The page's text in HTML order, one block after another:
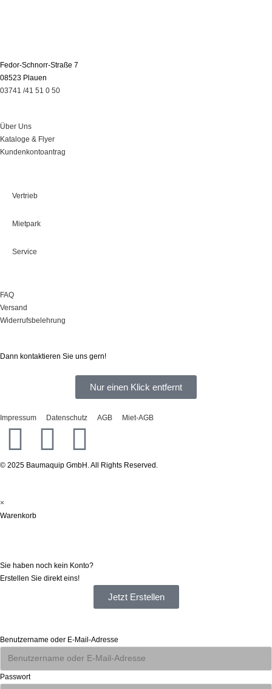
Fedor-Schnorr-Straße 7
08523 Plauen
03741 /41 51 0 50
Über Uns
Kataloge & Flyer
Kundenkontoantrag
Vertrieb
Mietpark
Service
FAQ
Versand
Widerrufsbelehrung
Dann kontaktieren Sie uns gern!
Nur einen Klick entfernt
Impressum Datenschutz AGB Miet-AGB
© 2025 Baumaquip GmbH. All Rights Reserved.
×
Warenkorb
Sie haben noch kein Konto?
Erstellen Sie direkt eins!
Jetzt Erstellen
Benutzername oder E-Mail-Adresse
Passwort